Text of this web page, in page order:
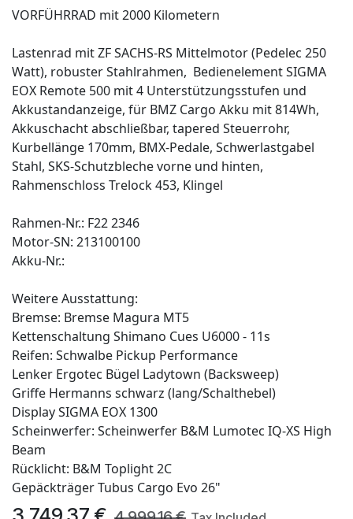
VORFÜHRRAD mit 2000 Kilometern
Lastenrad mit ZF SACHS-RS Mittelmotor (Pedelec 250
Watt), robuster Stahlrahmen, Bedienelement SIGMA
EOX Remote 500 mit 4 Unterstützungsstufen und
Akkustandanzeige, für BMZ Cargo Akku mit 814Wh,
Akkuschacht abschließbar, tapered Steuerrohr,
Kurbellänge 170mm, BMX-Pedale, Schwerlastgabel
Stahl, SKS-Schutzbleche vorne und hinten,
Rahmenschloss Trelock 453, Klingel
Rahmen-Nr.: F22 2346
Motor-SN: 213100100
Akku-Nr.:
Weitere Ausstattung:
Bremse: Bremse Magura MT5
Kettenschaltung Shimano Cues U6000 - 11s
Reifen: Schwalbe Pickup Performance
Lenker Ergotec Bügel Ladytown (Backsweep)
Griffe Hermanns schwarz (lang/Schalthebel)
Display SIGMA EOX 1300
Scheinwerfer: Scheinwerfer B&M Lumotec IQ-XS High
Beam
Rücklicht: B&M Toplight 2C
Gepäckträger Tubus Cargo Evo 26"